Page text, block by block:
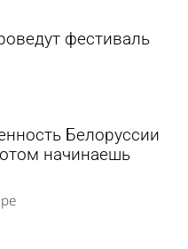
фестиваль
Белоруссии
начинаешь